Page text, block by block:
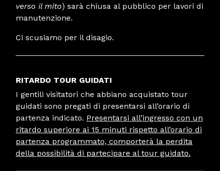
verso il mito) sarà chiusa al pubblico per lavori di
manutenzione.
Ci scusiamo per il disagio.
RITARDO TOUR GUIDATI
I gentili visitatori che abbiano acquistato tour
guidati sono pregati di presentarsi all’orario di
partenza indicato. Presentarsi all’ingresso con un
ritardo superiore ai 15 minuti rispetto all’orario di
partenza programmato, comporterà la perdita
della possibilità di partecipare al tour guidato.